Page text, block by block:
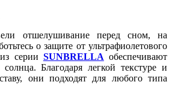
отшелушивание перед сном, на
о защите от ультрафиолетового
серии SUNBRELLA обеспечивают
Благодаря легкой текстуре и
они подходят для любого типа